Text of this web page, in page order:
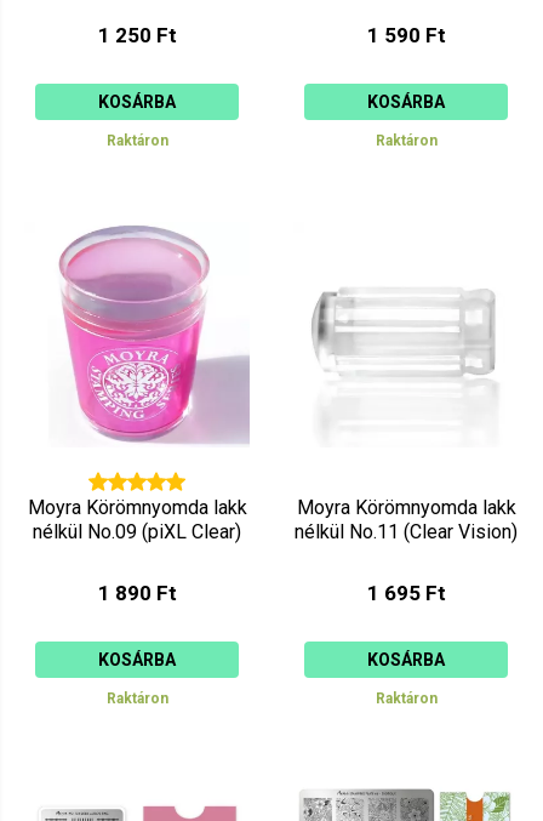
1 250 Ft
KOSÁRBA
Raktáron
1 590 Ft
KOSÁRBA
Raktáron
Moyra Körömnyomda lakk
nélkül No.09 (piXL Clear)
1 890 Ft
KOSÁRBA
Raktáron
Moyra Körömnyomda lakk
nélkül No.11 (Clear Vision)
1 695 Ft
KOSÁRBA
Raktáron